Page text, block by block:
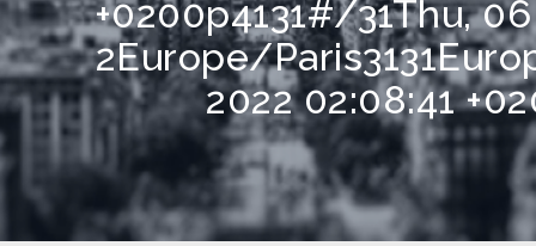
+0200p4131#/31Thu,
2Europe/
2022 02:08:41